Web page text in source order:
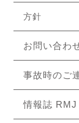
ご挨拶
経営理念
会社概要
役員
組織図
沿革
取引保険
健康経営
アクセス
方針
コンプラ
勧誘方針
販売方針
個人情報
開示等請
反社会的
特定個人
お客さま
指標（KPI
お問い合わ
事故時のご
情報誌 RMJ